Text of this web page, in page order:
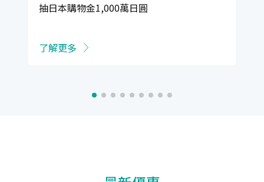
抽日本購物金1,000萬日圓
了解更多